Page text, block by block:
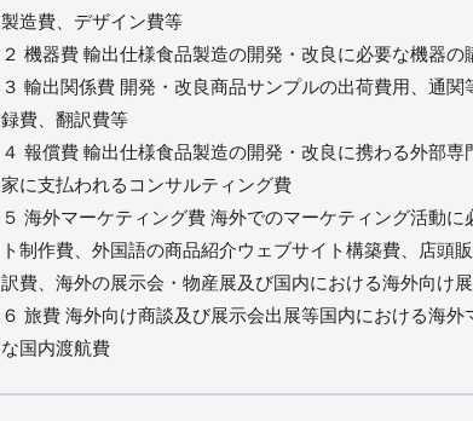
製造費、デザイン費等
２ 機器費 輸出仕様食品製造の開発・改良に必要な機器の
３ 輸出関係費 開発・改良商品サンプルの出荷費用、通
録費、翻訳費等
４ 報償費 輸出仕様食品製造の開発・改良に携わる外部専
家に支払われるコンサルティング費
５ 海外マーケティング費 海外でのマーケティング活動に
ト制作費、外国語の商品紹介ウェブサイト構築費、店頭
訳費、海外の展示会・物産展及び国内における海外向け
６ 旅費 海外向け商談及び展示会出展等国内における海
な国内渡航費